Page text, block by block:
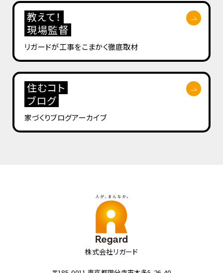
教えて！
現場監督
リガードが工事をこまかく徹底取材
住むコト
ブログ
家づくりブログアーカイブ
株式会社リガード